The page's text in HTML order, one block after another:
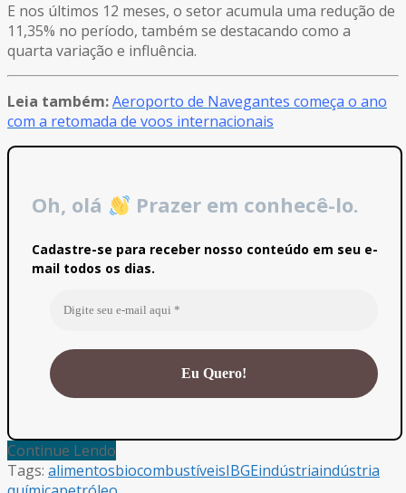
E nos últimos 12 meses, o setor acumula uma redução de
11,35% no período, também se destacando como a
quarta variação e influência.
Leia também:Aeroporto de Navegantes começa o ano
com a retomada de voos internacionais
Oh, olá Prazer em conhecê-lo.
Cadastre-se para receber nosso conteúdo em seu e-
mail todos os dias.
Continue Lendo
Tags: alimentosbiocombustíveisIBGEindústriaindústria